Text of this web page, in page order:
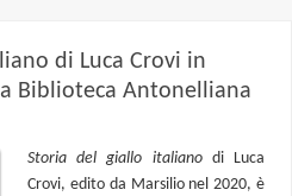
di Luca Crovi in
Biblioteca Antonelliana
Storia del giallo italianodi Luca
Crovi, edito da Marsilio nel 2020, è